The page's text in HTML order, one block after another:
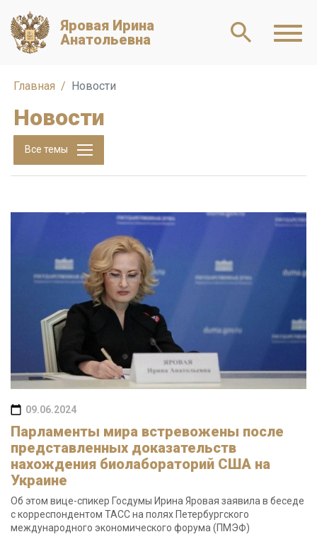
Яровая Ирина
Анатольевна
Главная Новости
Новости
Все темы
09.06.2024
Парламенты мира встревожены после
представленных доказательств
нахождения биолабораторий США на
Украине
Об этом вице-спикер Госдумы Ирина Яровая заявила в беседе
с корреспондентом ТАСС на полях Петербургского
международного экономического форума (ПМЭФ)